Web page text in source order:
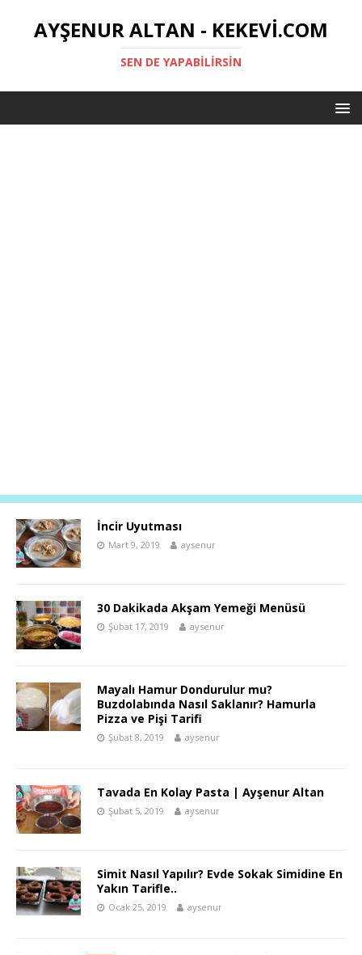
AYŞENUR ALTAN - KEKEVI.COM
SEN DE YAPABILIRSIN
İncir Uyutması
Mart 9, 2019 aysenur
30 Dakikada Akşam Yemeği Menüsü
Şubat 17, 2019 aysenur
Mayalı Hamur Dondurulur mu?
Buzdolabında Nasıl Saklanır? Hamurla
Pizza ve Pişi Tarifi
Şubat 8, 2019 aysenur
Tavada En Kolay Pasta | Ayşenur Altan
Şubat 5, 2019 aysenur
Simit Nasıl Yapılır? Evde Sokak Simidine En
Yakın Tarifle..
Ocak 25, 2019 aysenur